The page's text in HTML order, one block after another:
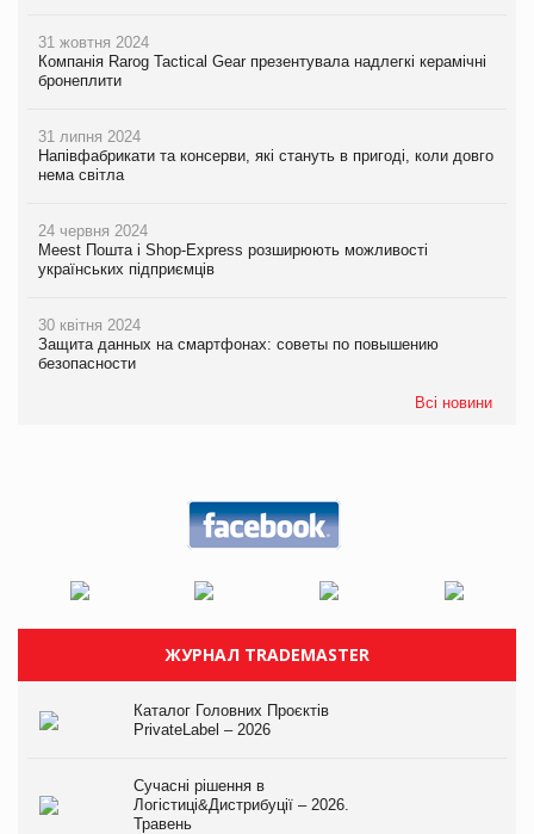
31 жовтня 2024
Компанія Rarog Tactical Gear презентувала надлегкі керамічні
бронеплити
31 липня 2024
Напівфабрикати та консерви, які стануть в пригоді, коли довго
нема світла
24 червня 2024
Meest Пошта і Shop-Express розширюють можливості
українських підприємців
30 квітня 2024
Защита данных на смартфонах: советы по повышению
безопасности
Всі новини
ЖУРНАЛ TRADEMASTER
Каталог Головних Проєктів
PrivateLabel – 2026
Сучасні рішення в
Логістиці&Дистрибуції – 2026.
Травень